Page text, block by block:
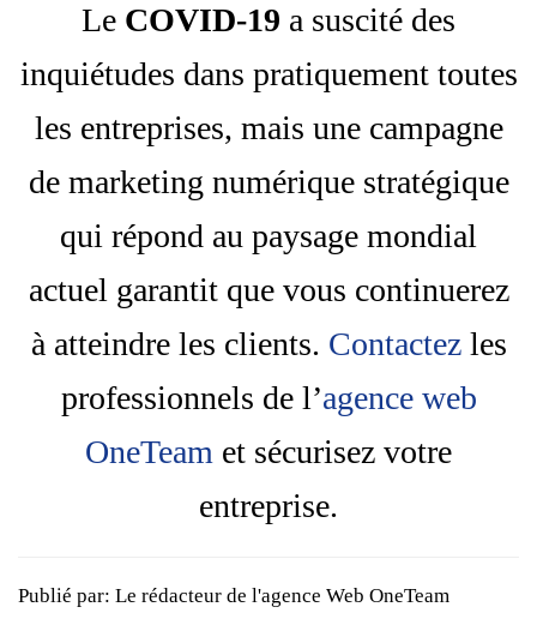
Le COVID-19 a suscité des
inquiétudes dans pratiquement toutes
les entreprises, mais une campagne
de marketing numérique stratégique
qui répond au paysage mondial
actuel garantit que vous continuerez
à atteindre les clients. Contactezles
professionnels de l’agence web
OneTeam et sécurisez votre
entreprise.
Publié par: Le rédacteur de l'agence Web OneTeam